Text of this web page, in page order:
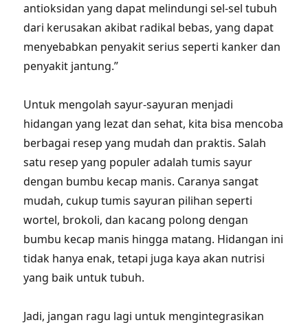
antioksidan yang dapat melindungi sel-sel tubuh
dari kerusakan akibat radikal bebas, yang dapat
menyebabkan penyakit serius seperti kanker dan
penyakit jantung.”
Untuk mengolah sayur-sayuran menjadi
hidangan yang lezat dan sehat, kita bisa mencoba
berbagai resep yang mudah dan praktis. Salah
satu resep yang populer adalah tumis sayur
dengan bumbu kecap manis. Caranya sangat
mudah, cukup tumis sayuran pilihan seperti
wortel, brokoli, dan kacang polong dengan
bumbu kecap manis hingga matang. Hidangan ini
tidak hanya enak, tetapi juga kaya akan nutrisi
yang baik untuk tubuh.
Jadi, jangan ragu lagi untuk mengintegrasikan